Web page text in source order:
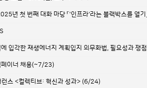
년 첫 번째 대화 마당 「'인프라'라는 블랙박스를 열기
입각한 재생에너지 계획입지 의무화법, 필요성과 쟁
페이너 채용(~7/23)
스 <컬렉티브: 혁신과 성과> (6/24)